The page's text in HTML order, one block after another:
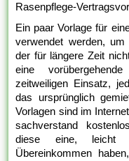
Rasenpflege-
Ein paar Vorlage für
verwendet werden,
der für längere Zeit
eine
zeitweiligen Einsatz,
das ursprünglich
Vorlagen sind im
sachverstand
diese eine, leicht
Übereinkommen